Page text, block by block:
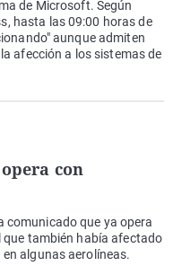
de Microsoft. Según
hasta las 09:00 horas de
aunque admiten
afección a los sistemas de
con
comunicado que ya opera
también había afectado
algunas aerolíneas.